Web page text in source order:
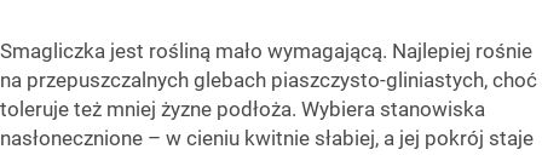
Smagliczka jest rośliną mało wymagającą. Najlepiej rośnie
na przepuszczalnych glebach piaszczysto-gliniastych, choć
toleruje też mniej żyzne podłoża. Wybiera stanowiska
nasłonecznione – w cieniu kwitnie słabiej, a jej pokrój staje